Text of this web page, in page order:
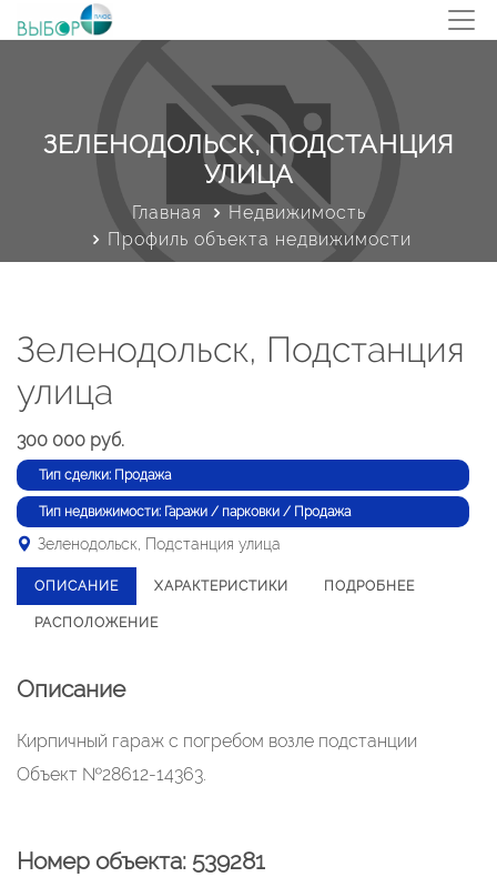
ЗЕЛЕНОДОЛЬСК, ПОДСТАНЦИЯ
УЛИЦА
Главная
Недвижимость
Профиль объекта недвижимости
Зеленодольск, Подстанция
улица
300 000 руб.
Тип сделки: Продажа
Тип недвижимости: Гаражи / парковки / Продажа
Зеленодольск, Подстанция улица
ОПИСАНИЕ ХАРАКТЕРИСТИКИ ПОДРОБНЕЕ
РАСПОЛОЖЕНИЕ
Описание
Кирпичный гараж с погребом возле подстанции
Объект №28612-14363.
Номер объекта: 539281